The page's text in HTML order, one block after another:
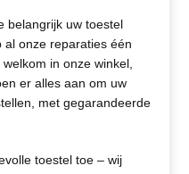
belangrijk uw toestel
al onze reparaties één
in onze winkel,
er alles aan om uw
met gegarandeerde
toestel toe – wij